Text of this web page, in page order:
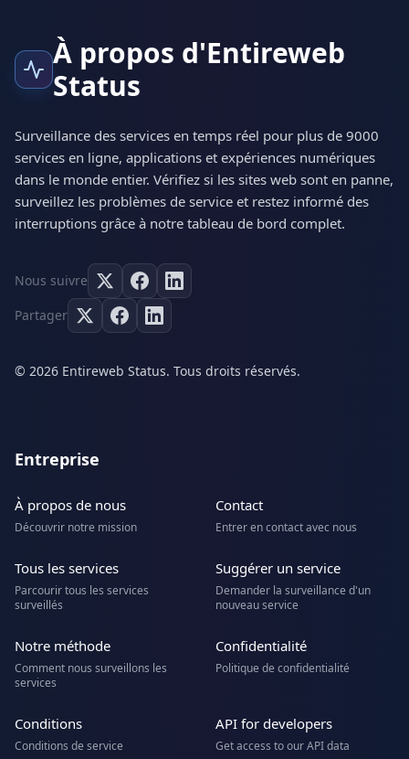
À propos d'Entireweb
Status
Surveillance des services en temps réel pour plus de 9000
services en ligne, applications et expériences numériques
dans le monde entier. Vérifiez si les sites web sont en panne,
surveillez les problèmes de service et restez informé des
interruptions grâce à notre tableau de bord complet.
Nous suivre
Partager
© 2026 Entireweb Status. Tous droits réservés.
Entreprise
À propos de nous
Découvrir notre mission
Contact
Entrer en contact avec nous
Tous les services
Parcourir tous les services
surveillés
Suggérer un service
Demander la surveillance d'un
nouveau service
Notre méthode
Comment nous surveillons les
services
Confidentialité
Politique de confidentialité
Conditions
Conditions de service
API for developers
Get access to our API data